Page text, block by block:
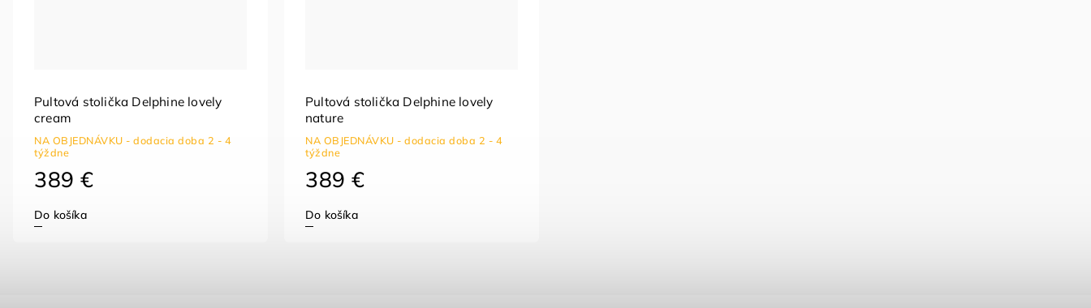
Pultová stolička Delphine lovely
cream
NA OBJEDNÁVKU - dodacia doba 2 - 4
týždne
389 €
Do košíka
Pultová stolička Delphine lovely
nature
NA OBJEDNÁVKU - dodacia doba 2 - 4
týždne
389 €
Do košíka